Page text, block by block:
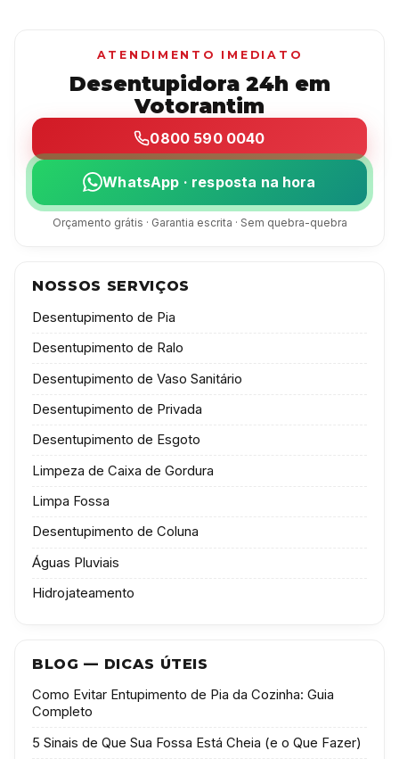
ATENDIMENTO IMEDIATO
Desentupidora 24h em
Votorantim
0800 590 0040
WhatsApp · resposta na hora
Orçamento grátis · Garantia escrita · Sem quebra-quebra
NOSSOS SERVIÇOS
Desentupimento de Pia
Desentupimento de Ralo
Desentupimento de Vaso Sanitário
Desentupimento de Privada
Desentupimento de Esgoto
Limpeza de Caixa de Gordura
Limpa Fossa
Desentupimento de Coluna
Águas Pluviais
Hidrojateamento
BLOG — DICAS ÚTEIS
Como Evitar Entupimento de Pia da Cozinha: Guia
Completo
5 Sinais de Que Sua Fossa Está Cheia (e o Que Fazer)